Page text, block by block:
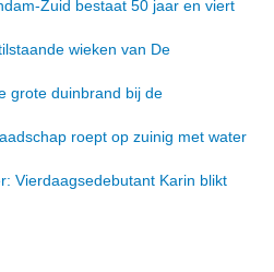
Zuid bestaat 50 jaar en viert
wieken van De
grote duinbrand bij de
roept op zuinig met water
Vierdaagsedebutant Karin blikt